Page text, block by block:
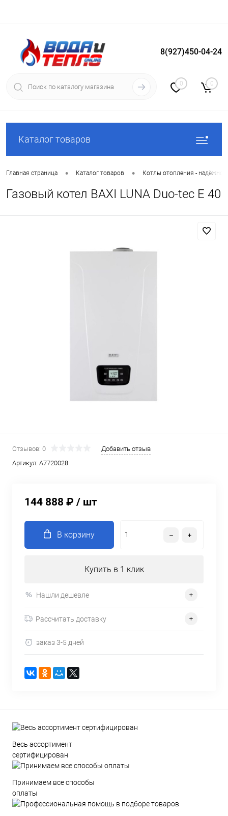
Вход Регистрация
8(927)450-04-24
0 0
Каталог товаров
Главная страница • Каталог товаров • Котлы отопления -
Газовый котел BAXI LUNA Duo-tec E 40
Отзывов: 0
Добавить отзыв
Артикул: A7720028
144 888 ₽ / шт
В корзину
Купить в 1 клик
Нашли дешевле
Рассчитать доставку
заказ 3-5 дней
Весь ассортимент
сертифицирован
Принимаем все способы
оплаты